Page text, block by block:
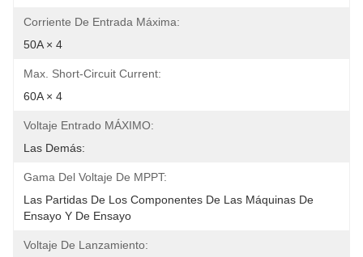
Corriente De Entrada Máxima:
50A × 4
Max. Short-Circuit Current:
60A × 4
Voltaje Entrado MÁXIMO:
Las Demás:
Gama Del Voltaje De MPPT:
Las Partidas De Los Componentes De Las Máquinas De
Ensayo Y De Ensayo
Voltaje De Lanzamiento: